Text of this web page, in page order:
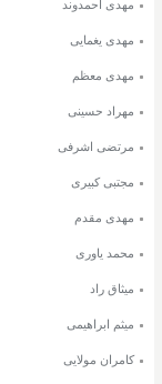
مهدی احمدوند
مهدی یغمایی
مهدی معظم
مهراد حسینی
مرتضی اشرفی
مجتبی کبیری
مهدی مقدم
محمد یاوری
میثاق راد
میثم ابراهیمی
کامران مولایی